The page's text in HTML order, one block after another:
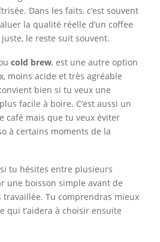
Dans les faits, c’est souvent
la qualité réelle d’un coffee
juste, le reste suit souvent.
cold brew, est une autre option
moins acide et très agréable
bien si tu veux une
facile à boire. C’est aussi un
café mais que tu veux éviter
à certains moments de la
tu hésites entre plusieurs
une boisson simple avant de
Tu comprendras mieux
qui t’aidera à choisir ensuite